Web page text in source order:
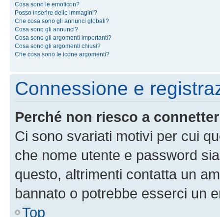
Cosa sono le emoticon?
Posso inserire delle immagini?
Che cosa sono gli annunci globali?
Cosa sono gli annunci?
Cosa sono gli argomenti importanti?
Cosa sono gli argomenti chiusi?
Che cosa sono le icone argomenti?
Connessione e
Perché non riesco a
Ci sono svariati motivi per cui
che nome utente e password
questo, altrimenti contatta un
bannato o potrebbe esserci un
Top